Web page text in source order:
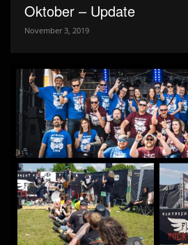
Oktober – Update
November 3, 2019